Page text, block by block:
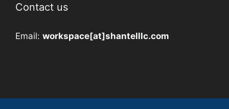
Contact us
Email: workspace[at]shantelllc.com